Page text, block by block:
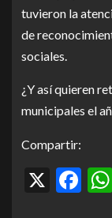
tuvieron la
de
sociales.
¿Y así quieren
municipales el
Compartir:
X